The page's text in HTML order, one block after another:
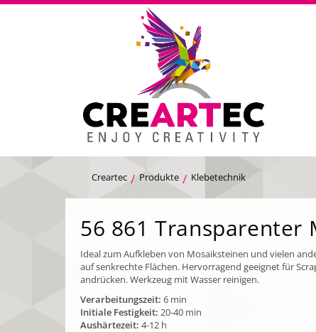
Creartec Produkte Klebetechnik
56 861 Transparenter
Ideal zum Aufkleben von Mosaiksteinen und vielen
auf senkrechte Flächen. Hervorragend geeignet für
andrücken. Werkzeug mit Wasser reinigen.
Verarbeitungszeit: 6 min
Initiale Festigkeit: 20-40 min
Aushärtezeit: 4-12 h